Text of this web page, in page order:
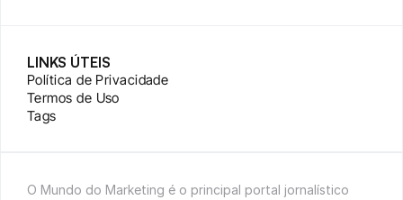
LINKS ÚTEIS
Política de Privacidade
Termos de Uso
Tags
O Mundo do Marketing é o principal portal jornalístico